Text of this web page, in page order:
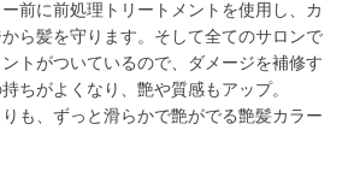
前に前処理トリートメントを使用し、カ
ら髪を守ります。そして全てのサロンで
トがついているので、ダメージを補修す
ちがよくなり、艶や質感もアップ。
も、ずっと滑らかで艶がでる艶髪カラー